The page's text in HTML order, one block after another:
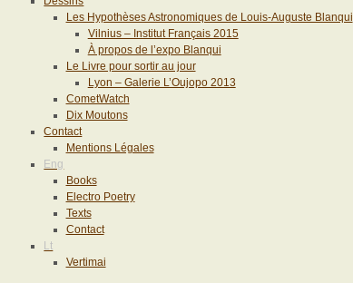
Les Hypothèses Astronomiques de Louis-Auguste Blanqui
Vilnius – Institut Français 2015
À propos de l’expo Blanqui
Le Livre pour sortir au jour
Lyon – Galerie L’Oujopo 2013
CometWatch
Dix Moutons
Contact
Mentions Légales
Eng
Books
Electro Poetry
Texts
Contact
Lt
Vertimai